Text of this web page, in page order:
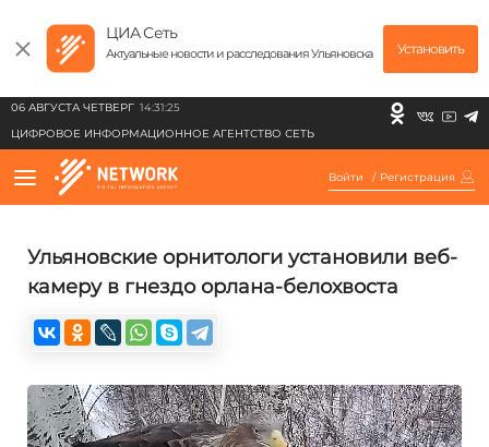
ЦИА Сеть
Актуальные новости и расследования Ульяновска Установить
06 АВГУСТА ЧЕТВЕРГ 14:31:25
ЦИФРОВОЕ ИНФОРМАЦИОННОЕ АГЕНТСТВО СЕТЬ
Войти / Регистрация
Ульяновские орнитологи установили веб-
камеру в гнездо орлана-белохвоста